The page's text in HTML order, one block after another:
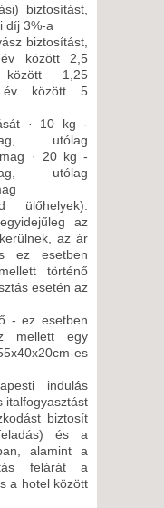
-
-
-
biztosítást,
díj 3%-a
biztosítást,
között 2,5
1,25
év között 5
· 10 kg -
utólag
· 20 kg -
utólag
ülőhelyek):
az
az ár
ez esetben
történő
esetén az
- ez esetben
mellett egy
es
indulás
italfogyasztást
biztosít
és a
alamint a
felárát a
a hotel között